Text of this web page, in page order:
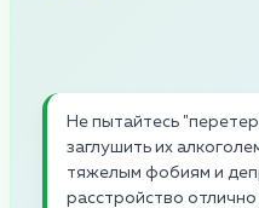
Не пытайтесь
заглушить их
тяжелым фобиям и
расстройство